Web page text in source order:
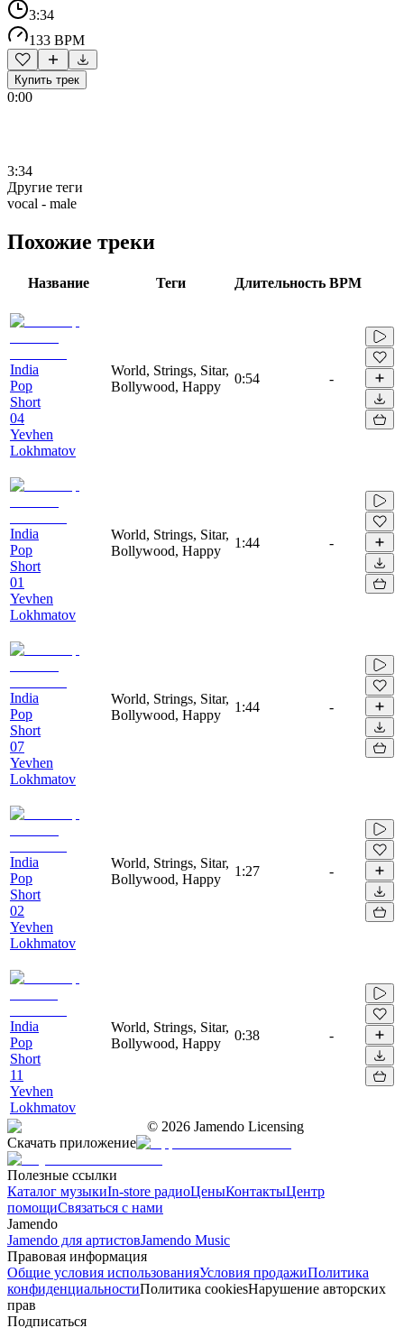
3:34
133 BPM
Купить трек
0:00
3:34
Другие теги
vocal - male
Похожие треки
Название Теги Длительность BPM
India
Pop
Short
04
Yevhen
Lokhmatov
World, Strings, Sitar,
Bollywood, Happy
0:54 -
India
Pop
Short
01
Yevhen
Lokhmatov
World, Strings, Sitar,
Bollywood, Happy
1:44 -
India
Pop
Short
07
Yevhen
Lokhmatov
World, Strings, Sitar,
Bollywood, Happy
1:44 -
India
Pop
Short
02
Yevhen
Lokhmatov
World, Strings, Sitar,
Bollywood, Happy
1:27 -
India
Pop
Short
11
Yevhen
Lokhmatov
World, Strings, Sitar,
Bollywood, Happy
0:38 -
© 2026 Jamendo Licensing
Скачать приложение
Полезные ссылки
Каталог музыкиIn-store радиоЦеныКонтактыЦентр
помощиСвязаться с нами
Jamendo
Jamendo для артистовJamendo Music
Правовая информация
Общие условия использованияУсловия продажиПолитика
конфиденциальностиПолитика cookiesНарушение авторских
прав
Подписаться